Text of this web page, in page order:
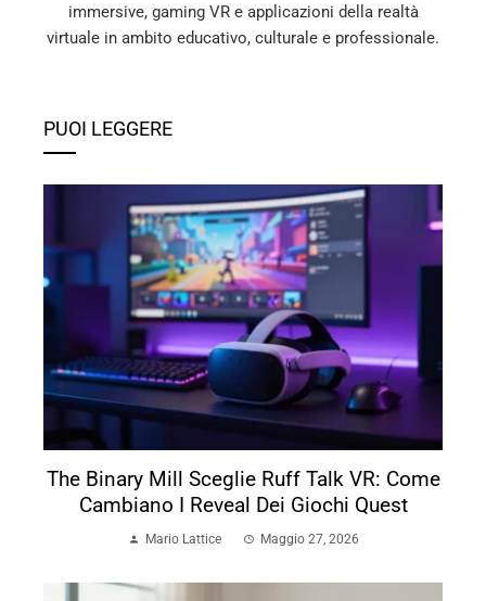
immersive, gaming VR e applicazioni della realtà
virtuale in ambito educativo, culturale e professionale.
PUOI LEGGERE
The Binary Mill Sceglie Ruff Talk VR: Come
Cambiano I Reveal Dei Giochi Quest
Mario Lattice Maggio 27, 2026